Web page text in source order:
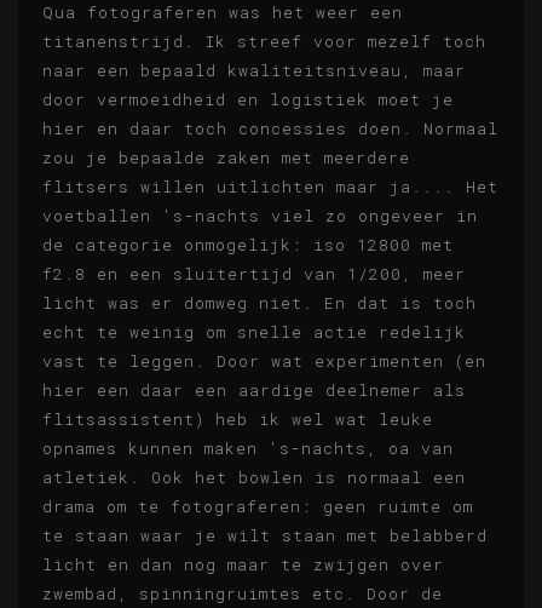
Qua fotograferen was het weer een
titanenstrijd. Ik streef voor mezelf toch
naar een bepaald kwaliteitsniveau, maar
door vermoeidheid en logistiek moet je
hier en daar toch concessies doen. Normaal
zou je bepaalde zaken met meerdere
flitsers willen uitlichten maar ja.... Het
voetballen 's-nachts viel zo ongeveer in
de categorie onmogelijk: iso 12800 met
f2.8 en een sluitertijd van 1/200, meer
licht was er domweg niet. En dat is toch
echt te weinig om snelle actie redelijk
vast te leggen. Door wat experimenten (en
hier een daar een aardige deelnemer als
flitsassistent) heb ik wel wat leuke
opnames kunnen maken 's-nachts, oa van
atletiek. Ook het bowlen is normaal een
drama om te fotograferen: geen ruimte om
te staan waar je wilt staan met belabberd
licht en dan nog maar te zwijgen over
zwembad, spinningruimtes etc. Door de